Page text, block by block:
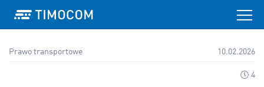
Prawo transportowe 10.02.2026
4